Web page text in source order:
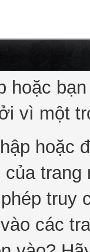
hoặc
vì một
hoặc
trang
truy
các